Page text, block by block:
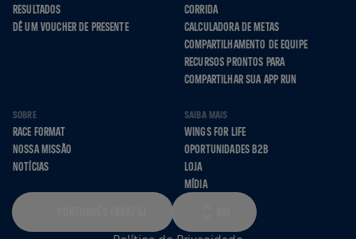
RESULTADOS
DÊ UM VOUCHER DE PRESENTE
CORRIDA
CALCULADORA DE METAS
COMPARTILHAMENTO DE EQUIPE
RECURSOS PRONTOS PARA
COMPARTILHAR SUA APP RUN
SOBRE
RACE FORMAT
NOSSA MISSÃO
NOTÍCIAS
SAIBA MAIS
WINGS FOR LIFE
OPORTUNIDADES B2B
LOJA
MÍDIA